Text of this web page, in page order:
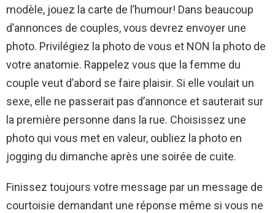
modèle, jouez la carte de l’humour! Dans beaucoup
d’annonces de couples, vous devrez envoyer une
photo. Privilégiez la photo de vous et NON la photo de
votre anatomie. Rappelez vous que la femme du
couple veut d’abord se faire plaisir. Si elle voulait un
sexe, elle ne passerait pas d’annonce et sauterait sur
la première personne dans la rue. Choisissez une
photo qui vous met en valeur, oubliez la photo en
jogging du dimanche après une soirée de cuite.
Finissez toujours votre message par un message de
courtoisie demandant une réponse même si vous ne